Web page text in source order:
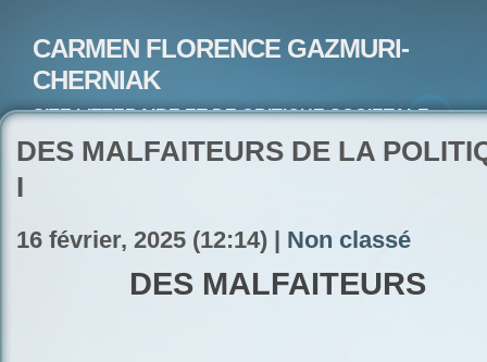
CARMEN FLORENCE GAZMURI-
CHERNIAK
SITE LITTERAIRE ET DE CRITIQUE SOCIETALE-
DES MALFAITEURS DE LA
I
16 février, 2025 (12:14) | Non classé
DES MALFAITEURS